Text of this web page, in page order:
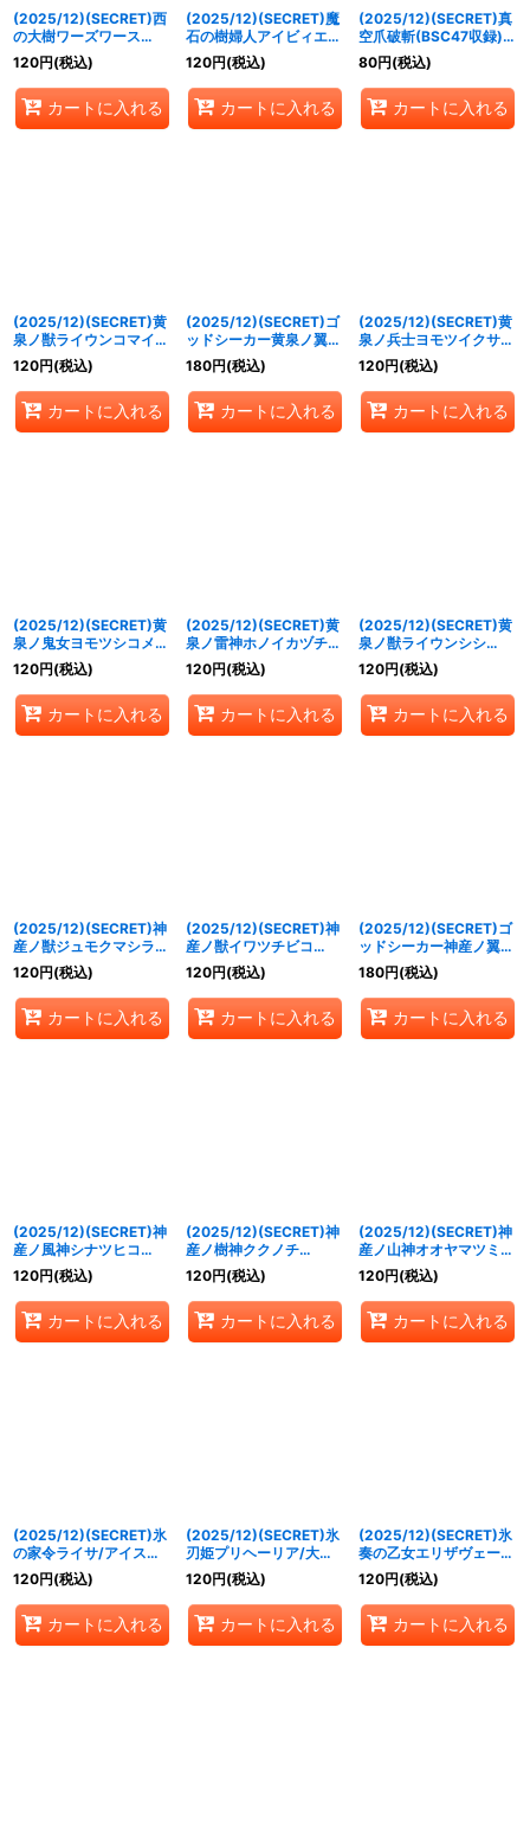
(2025/12)(SECRET)西
の大樹ワーズワース
(BSC47収録)【C-
SEC】{BS54-023}
《緑》
120円(税込)
カートに入れる
(2025/12)(SECRET)魔
石の樹婦人アイビィエッ
タ(BSC47収録)【C-
SEC】{BS54-025}
《緑》
120円(税込)
カートに入れる
(2025/12)(SECRET)真
空爪破斬(BSC47収録)
【R-SEC】{BS54-072}
《緑》
80円(税込)
カートに入れる
(2025/12)(SECRET)黄
泉ノ獣ライウンコマイ
ヌ/イザナミの黄泉神殿
(BSC47収録)【転醒R-
SEC】{BS55-
012a/BS55-012b}
《紫》
120円(税込)
カートに入れる
(2025/12)(SECRET)ゴ
ッドシーカー黄泉ノ翼ト
ヨクモノ(BSC47収録)
【C-SEC】{BS55-013}
《紫》
180円(税込)
カートに入れる
(2025/12)(SECRET)黄
泉ノ兵士ヨモツイクサ
(BSC47収録)【C-
SEC】{BS55-016}
《紫》
120円(税込)
カートに入れる
(2025/12)(SECRET)黄
泉ノ鬼女ヨモツシコメ
(BSC47収録)【C-
SEC】{BS55-017}
《紫》
120円(税込)
カートに入れる
(2025/12)(SECRET)黄
泉ノ雷神ホノイカヅチ
(BSC47収録)【M-
SEC】{BS55-019}
《紫》
120円(税込)
カートに入れる
(2025/12)(SECRET)黄
泉ノ獣ライウンシシ
(BSC47収録)【R-
SEC】{BS55-022}
《紫》
120円(税込)
カートに入れる
(2025/12)(SECRET)神
産ノ獣ジュモクマシラ/
イザナギの神産神殿
(BSC47収録)【転醒R-
SEC】{BS55-
027a/BS55-027b}
《緑》
120円(税込)
カートに入れる
(2025/12)(SECRET)神
産ノ獣イワツチビコ
(BSC47収録)【C-
SEC】{BS55-028}
《緑》
120円(税込)
カートに入れる
(2025/12)(SECRET)ゴ
ッドシーカー神産ノ翼ク
ニノトコタチ(BSC47収
録)【C-SEC】{BS55-
029}《緑》
180円(税込)
カートに入れる
(2025/12)(SECRET)神
産ノ風神シナツヒコ
(BSC47収録)【R-
SEC】{BS55-035}
《緑》
120円(税込)
カートに入れる
(2025/12)(SECRET)神
産ノ樹神ククノチ
(BSC47収録)【M-
SEC】{BS55-037}
《緑》
120円(税込)
カートに入れる
(2025/12)(SECRET)神
産ノ山神オオヤマツミ
(BSC47収録)【C-
SEC】{BS55-039}
《緑》
120円(税込)
カートに入れる
(2025/12)(SECRET)氷
の家令ライサ/アイスパ
レス(BSC47収録)【転醒
R-SEC】{BS55-
040a/BS55-040b}
《白》
120円(税込)
カートに入れる
(2025/12)(SECRET)氷
刃姫プリヘーリア/大氷
斧の姫君プリヘーリア
(BSC47収録)【転醒R-
SEC】{BS55-
044a/BS55-044b}
《白》
120円(税込)
カートに入れる
(2025/12)(SECRET)氷
奏の乙女エリザヴェータ
(BSC47収録)【M-
SEC】{BS55-045}
《白》
120円(税込)
カートに入れる